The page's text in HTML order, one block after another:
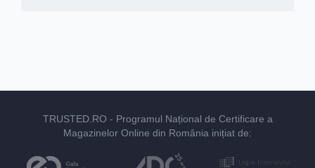
TRUSTED.RO - Programul Național de Certificare a
Magazinelor Online din România inițiat de: